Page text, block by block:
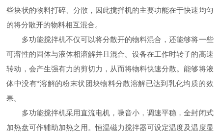
些块状的物料打碎、分散，因此搅拌机的主要功能在于快速均匀
的将分散开的物料相互混合。
多功能搅拌机不仅可以将分散开的物料混合，还能够将一些
可溶性的固体与液体相溶解并且混合。设备在工作时转子的高速
转动，会产生强有力的剪切力，从而将物料快速分散。能够将液
体中没有*溶解的粉末状团块物料分散溶解已达到乳化均质的效
果。
多功能搅拌机采用直流电机，噪音小，调速平稳，全封闭式
加热盘可作辅助加热之用。恒温磁力搅拌器可设定温度及温度显